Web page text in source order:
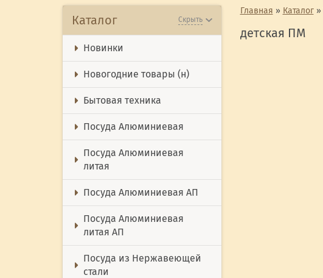
Каталог Скрыть
Новинки
Новогодние товары (н)
Бытовая техника
Посуда Алюминиевая
Посуда Алюминиевая
литая
Посуда Алюминиевая АП
Посуда Алюминиевая
литая АП
Посуда из Нержавеющей
стали
Главная » Каталог»
детская ПМ